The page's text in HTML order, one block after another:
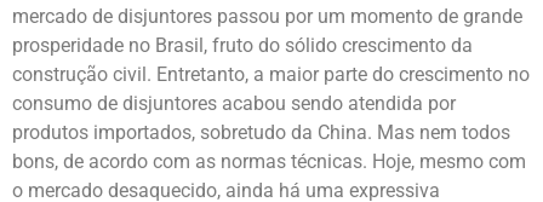
mercado de disjuntores passou por um momento de grande
prosperidade no Brasil, fruto do sólido crescimento da
construção civil. Entretanto, a maior parte do crescimento no
consumo de disjuntores acabou sendo atendida por
produtos importados, sobretudo da China. Mas nem todos
bons, de acordo com as normas técnicas. Hoje, mesmo com
o mercado desaquecido, ainda há uma expressiva